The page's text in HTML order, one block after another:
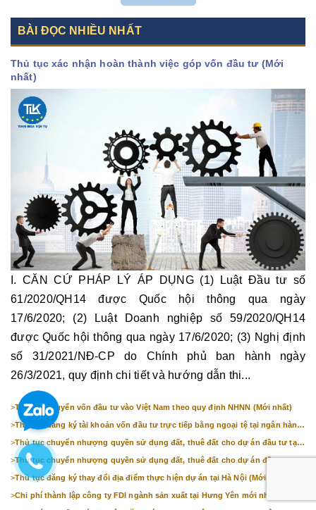
BÀI ĐỌC NHIỀU NHẤT
Thủ tục xác nhận hoàn thành việc góp vốn đầu tư (Mới
nhất)
I. CĂN CỨ PHÁP LÝ ÁP DỤNG (1) Luật Đầu tư số
61/2020/QH14 được Quốc hội thông qua ngày
17/6/2020; (2) Luật Doanh nghiệp số 59/2020/QH14
được Quốc hội thông qua ngày 17/6/2020; (3) Nghị định
số 31/2021/NĐ-CP do Chính phủ ban hành ngày
26/3/2021, quy định chi tiết và hướng dẫn thi...
>Thủ tục chuyển vốn đầu tư vào Việt Nam theo quy định NHNN (Mới nhất)
>Thủ tục đăng ký tài khoản vốn đầu tư trực tiếp bằng ngoại tệ tại ngân hàng
(mới nhất)
>Thủ tục chuyển nhượng quyền sử dụng đất, thuê đất cho dự án đầu tư tại
Bắc Ninh (mới nhất)
>Thủ tục chuyển nhượng quyền sử dụng đất, thuê đất cho dự án đầu tư tại
Hà Nội (mới nhất)
>Thủ tục đăng ký thay đổi địa điểm thực hiện dự án tại Hà Nội (Mới nhất)
>Chi phí thành lập công ty FDI ngành sản xuất tại Hưng Yên mới nhất